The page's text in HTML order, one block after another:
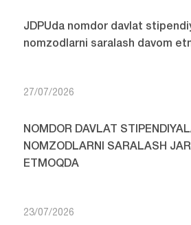
JDPUda nomdor davlat
nomzodlarni saralash davom
27/07/2026
NOMDOR DAVLAT
NOMZODLARNI SARALASH
ETMOQDA
23/07/2026